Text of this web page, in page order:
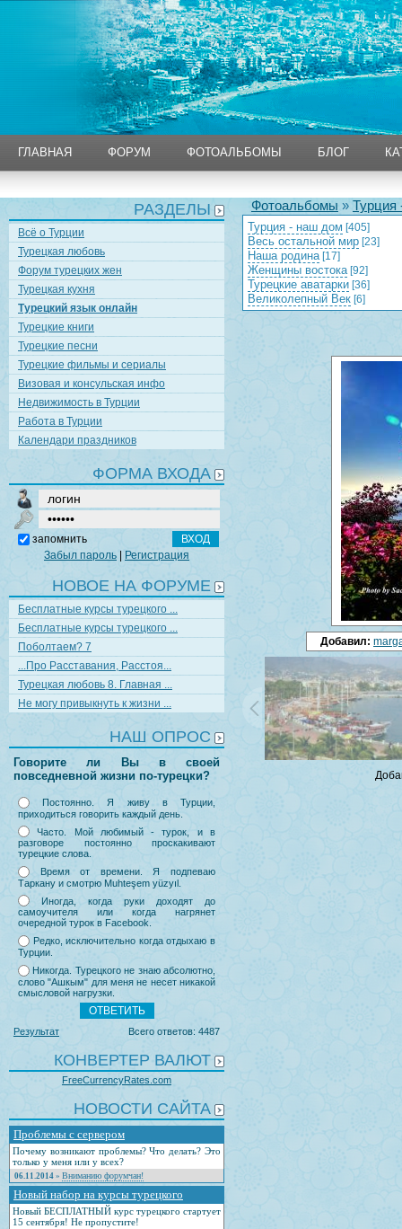
ГЛАВНАЯ ФОРУМ ФОТОАЛЬБОМЫ БЛОГ
РАЗДЕЛЫ
Всё о Турции
Турецкая любовь
Форум турецких жен
Турецкая кухня
Турецкий язык онлайн
Турецкие книги
Турецкие песни
Турецкие фильмы и сериалы
Визовая и консульская инфо
Недвижимость в Турции
Работа в Турции
Календари праздников
ФОРМА ВХОДА
запомнить
Забыл пароль
Регистрация
НОВОЕ НА ФОРУМЕ
Бесплатные курсы турецкого ...
Бесплатные курсы турецкого ...
Поболтаем? 7
...Про Расставания, Расстоя...
Турецкая любовь 8. Главная ...
Не могу привыкнуть к жизни ...
НАШ ОПРОС
Говорите ли Вы в своей
повседневной жизни по-турецки?
Постоянно. Я живу в Турции,
приходиться говорить каждый день.
Часто. Мой любимый - турок, и в
разговоре постоянно проскакивают
турецкие слова.
Время от времени. Я подпеваю
Таркану и смотрю Muhteşem yüzyıl.
Иногда, когда руки доходят до
самоучителя или когда нагрянет
очередной турок в Facebook.
Редко, исключительно когда отдыхаю в
Турции.
Никогда. Турецкого не знаю абсолютно,
слово "Ашкым" для меня не несет никакой
смысловой нагрузки.
Результат Всего ответов: 4487
КОНВЕРТЕР ВАЛЮТ
FreeCurrencyRates.com
НОВОСТИ САЙТА
Проблемы с сервером
Почему возникают проблемы? Что делать? Это
только у меня или у всех?
06.11.2014 » Вниманию форумчан!
Новый набор на курсы турецкого
Новый БЕСПЛАТНЫЙ курс турецкого стартует
15 сентября! Не пропустите!
Фотоальбомы »
Турция - наш дом [405]
Весь остальной мир [23]
Наша родина [17]
Женщины востока [92]
Турецкие аватарки [36]
Великолепный Век [6]
Добавил: